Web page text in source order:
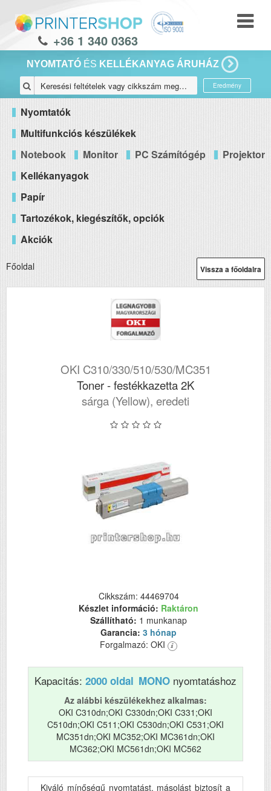
+36 1 340 0363
NYOMTATÓ ÉS KELLÉKANYAG ÁRUHÁZ
Eredmény
Nyomtatók
Multifunkciós készülékek
Notebook
Monitor PC Számítógép
Projektor
Kellékanyagok
Papír
Tartozékok, kiegészítők, opciók
Akciók
Vissza a főoldalra
Főoldal
OKI C310/330/510/530/MC351
Toner - festékkazetta 2K
sárga (Yellow), eredeti
Cikkszám: 44469704
Készlet információ: Raktáron
Szállítható: 1 munkanap
Garancia: 3 hónap
Forgalmazó: OKI
Kapacitás: 2000 oldal MONO nyomtatáshoz
Az alábbi készülékekhez alkalmas:
OKI C310dn;OKI C330dn;OKI C331;OKI
C510dn;OKI C511;OKI C530dn;OKI C531;OKI
MC351dn;OKI MC352;OKI MC361dn;OKI
MC362;OKI MC561dn;OKI MC562
Kiváló mínőségű nyomtatást, másolást biztosít a